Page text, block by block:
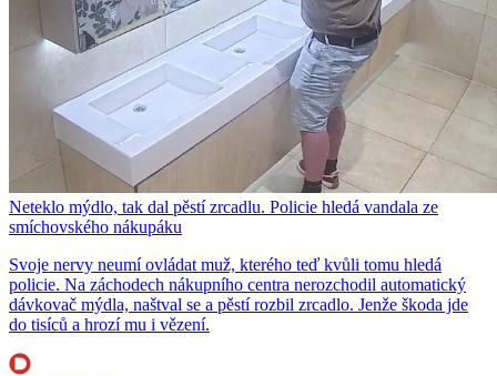
Neteklo mýdlo, tak dal pěstí zrcadlu. Policie hledá vandala ze
smíchovského nákupáku
Svoje nervy neumí ovládat muž, kterého teď kvůli tomu hledá
policie. Na záchodech nákupního centra nerozchodil automatický
dávkovač mýdla, naštval se a pěstí rozbil zrcadlo. Jenže škoda jde
do tisíců a hrozí mu i vězení.